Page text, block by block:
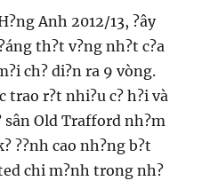
Anh 2012/13, ?ây
th?t v?ng nh?t c?a
ch? di?n ra 9 vòng.
trao r?t nhi?u c? h?i và
sân Old Trafford nh?m
??nh cao nh?ng b?t
chi m?nh trong nh?